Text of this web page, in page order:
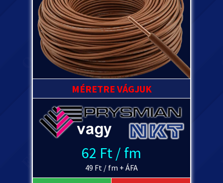
MÉRETRE VÁGJUK
62 Ft / fm
49 Ft / fm + ÁFA